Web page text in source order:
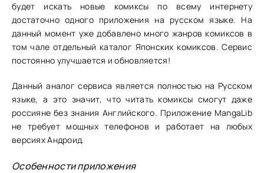
будет искать новые комиксы по всему интернету
достаточно одного приложения на русском языке. На
данный момент уже добавлено много жанров комиксов в
том чале отдельный каталог Японских комиксов. Сервис
постоянно улучшается и обновляется!
Данный аналог сервиса является полностью на Русском
языке, а это значит, что читать комиксы смогут даже
россияне без знания Английского. Приложение MangaLib
не требует мощных телефонов и работает на любых
версиях Андроид.
Особенности приложения